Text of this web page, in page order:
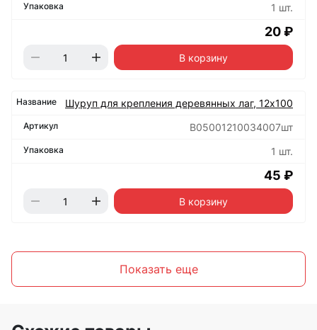
1 шт.
20 ₽
В корзину
Шуруп для крепления деревянных лаг, 12х100
B05001210034007шт
1 шт.
45 ₽
В корзину
Показать еще